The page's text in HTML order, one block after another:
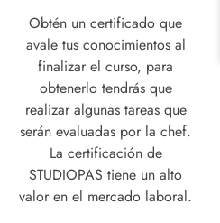
Obtén un certificado que
avale tus conocimientos al
finalizar el curso, para
obtenerlo tendrás que
realizar algunas tareas que
serán evaluadas por la chef.
La certificación de
STUDIOPAS tiene un alto
valor en el mercado laboral.